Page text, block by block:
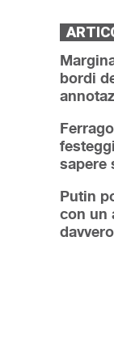
bordi
sapere
Putin
con un